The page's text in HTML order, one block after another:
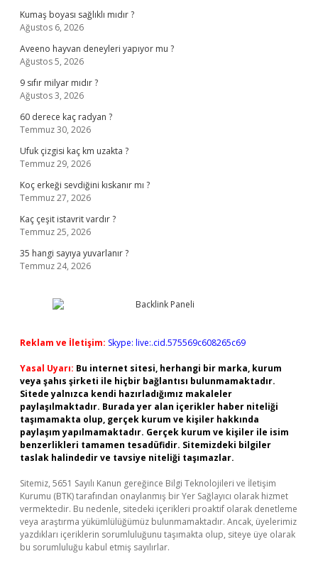
Kumaş boyası sağlıklı mıdır ?
Ağustos 6, 2026
Aveeno hayvan deneyleri yapıyor mu ?
Ağustos 5, 2026
9 sıfır milyar mıdır ?
Ağustos 3, 2026
60 derece kaç radyan ?
Temmuz 30, 2026
Ufuk çizgisi kaç km uzakta ?
Temmuz 29, 2026
Koç erkeği sevdiğini kıskanır mı ?
Temmuz 27, 2026
Kaç çeşit istavrit vardır ?
Temmuz 25, 2026
35 hangi sayıya yuvarlanır ?
Temmuz 24, 2026
Reklam ve İletişim: Skype: live:.cid.575569c608265c69
Yasal Uyarı: Bu internet sitesi, herhangi bir marka, kurum
veya şahıs şirketi ile hiçbir bağlantısı bulunmamaktadır.
Sitede yalnızca kendi hazırladığımız makaleler
paylaşılmaktadır. Burada yer alan içerikler haber niteliği
taşımamakta olup, gerçek kurum ve kişiler hakkında
paylaşım yapılmamaktadır. Gerçek kurum ve kişiler ile isim
benzerlikleri tamamen tesadüfidir. Sitemizdeki bilgiler
taslak halindedir ve tavsiye niteliği taşımazlar.
Sitemiz, 5651 Sayılı Kanun gereğince Bilgi Teknolojileri ve İletişim
Kurumu (BTK) tarafından onaylanmış bir Yer Sağlayıcı olarak hizmet
vermektedir. Bu nedenle, sitedeki içerikleri proaktif olarak denetleme
veya araştırma yükümlülüğümüz bulunmamaktadır. Ancak, üyelerimiz
yazdıkları içeriklerin sorumluluğunu taşımakta olup, siteye üye olarak
bu sorumluluğu kabul etmiş sayılırlar.